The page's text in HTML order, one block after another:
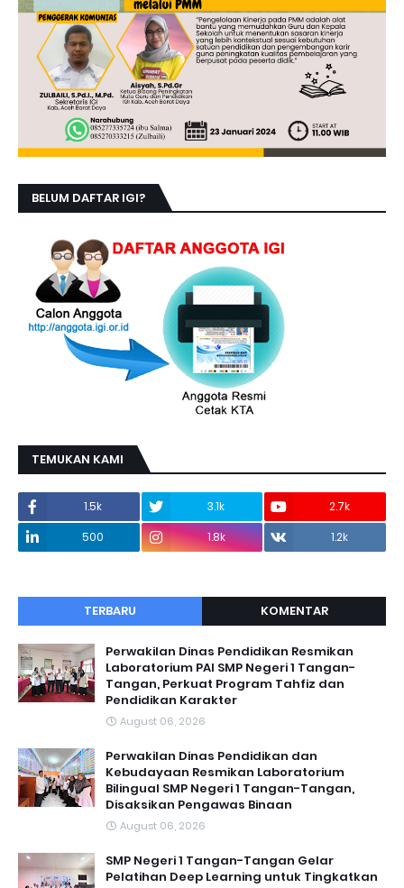
BELUM DAFTAR IGI?
TEMUKAN KAMI
1.5k 3.1k
2.7k
500
1.8k 1.2k
TERBARU KOMENTAR
Perwakilan Dinas Pendidikan Resmikan
Laboratorium PAI SMP Negeri 1 Tangan-
Tangan, Perkuat Program Tahfiz dan
Pendidikan Karakter
August 06, 2026
Perwakilan Dinas Pendidikan dan
Kebudayaan Resmikan Laboratorium
Bilingual SMP Negeri 1 Tangan-Tangan,
Disaksikan Pengawas Binaan
August 06, 2026
SMP Negeri 1 Tangan-Tangan Gelar
Pelatihan Deep Learning untuk Tingkatkan